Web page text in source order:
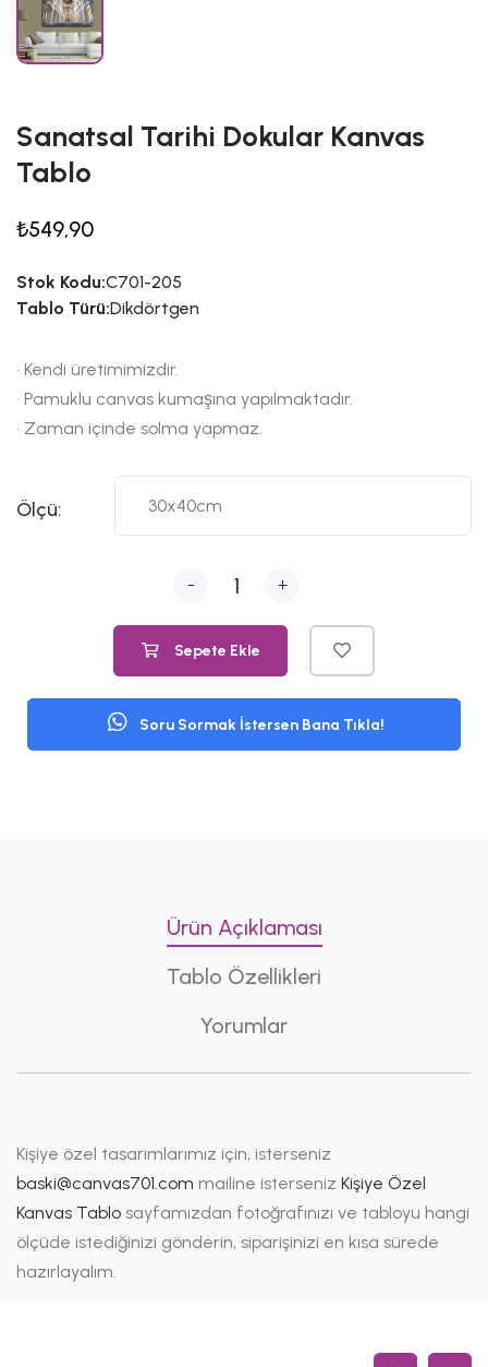
Sanatsal Tarihi Dokular Kanvas
Tablo
₺549,90
Stok Kodu:C701-205
Tablo Türü:Dikdörtgen
• Kendi üretimimizdir.
• Pamuklu canvas kumaşına yapılmaktadır.
• Zaman içinde solma yapmaz.
Ölçü:
- +
Sepete Ekle
Soru Sormak İstersen Bana Tıkla!
Ürün Açıklaması
Tablo Özellikleri
Yorumlar
Kişiye özel tasarımlarımız için, isterseniz
baski@canvas701.com mailine isterseniz Kişiye Özel
Kanvas Tablo sayfamızdan fotoğrafınızı ve tabloyu hangi
ölçüde istediğinizi gönderin, siparişinizi en kısa sürede
hazırlayalım.